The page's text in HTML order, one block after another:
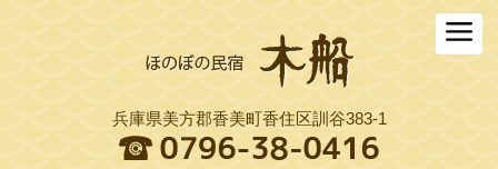
兵庫県美方郡香美町香住区訓谷383-1